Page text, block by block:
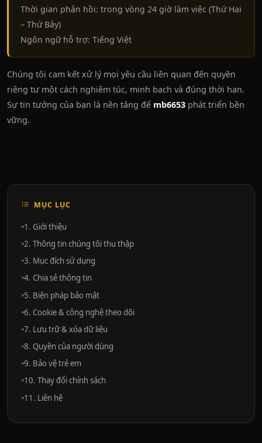
MỤC LỤC
1. Giới thiệu
2. Thông tin chúng tôi thu thập
3. Mục đích sử dụng
4. Chia sẻ thông tin
5. Biện pháp bảo mật
6. Cookie & công nghệ theo dõi
7. Lưu trữ & xóa dữ liệu
8. Quyền của người dùng
9. Bảo vệ trẻ em
10. Thay đổi chính sách
11. Liên hệ
Thời gian phản hồi: trong vòng 24 giờ làm việc (Thứ Hai
– Thứ Bảy)
Ngôn ngữ hỗ trợ: Tiếng Việt
Chúng tôi cam kết xử lý mọi yêu cầu liên quan đến quyền
riêng tư một cách nghiêm túc, minh bạch và đúng thời hạn.
Sự tin tưởng của bạn là nền tảng để mb6653 phát triển bền
vững.